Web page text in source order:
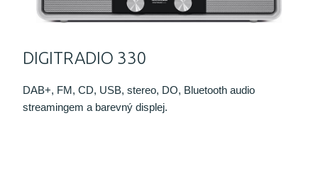
DIGITRADIO 330
DAB+, FM, CD, USB, stereo, DO, Bluetooth audio
streamingem a barevný displej.